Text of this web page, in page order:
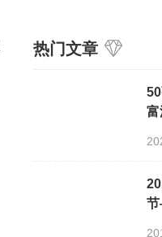
热门文章
富